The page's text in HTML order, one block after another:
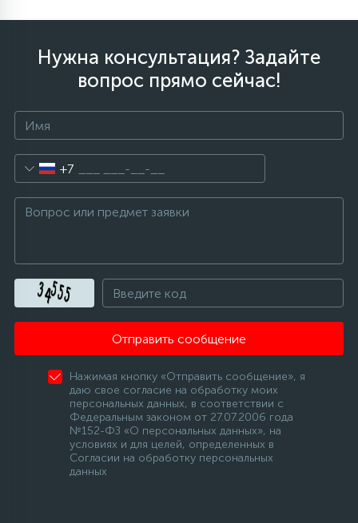
Нужна консультация? Задайте
вопрос прямо сейчас!
+7
Отправить сообщение
Нажимая кнопку «Отправить сообщение», я
даю свое согласие на обработку моих
персональных данных, в соответствии с
Федеральным законом от 27.07.2006 года
№152-ФЗ «О персональных данных», на
условиях и для целей, определенных в
Согласии на обработку персональных
данных